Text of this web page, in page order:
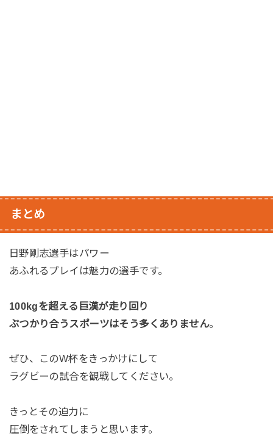
まとめ
日野剛志選手はパワー
あふれるプレイは魅力の選手です。
100kgを超える巨漢が走り回り
ぶつかり合うスポーツはそう多くありません。
ぜひ、このW杯をきっかけにして
ラグビーの試合を観戦してください。
きっとその迫力に
圧倒をされてしまうと思います。